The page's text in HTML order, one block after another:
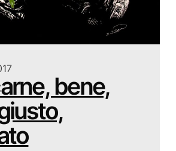
bene,